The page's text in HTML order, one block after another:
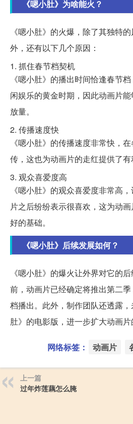
《嗯小肚》为啥能火？
《嗯小肚》的火爆，除了其独特
外，还有以下几个原因：
1. 抓住春节档契机
《嗯小肚》的播出时间恰逢春节
闲娱乐的黄金时期，因此动画片
放量。
2. 传播速度快
《嗯小肚》的传播速度非常快，
传，这也为动画片的走红提供了有
3. 观众喜爱度高
《嗯小肚》的观众喜爱度非常高
片之后纷纷表示很喜欢，这为动
好的基础。
《嗯小肚》后续发展如何？
《嗯小肚》的爆火让外界对它的
前，动画片已经确定将推出第二
档播出。此外，制作团队还透露
肚》的电影版，进一步扩大动画片
网络标签： 动画片
上一篇
过年炸莲藕怎么腌